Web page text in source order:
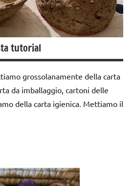
tutorial
grossolanamente della carta
da imballaggio, cartoni delle
della carta igienica. Mettiamo il